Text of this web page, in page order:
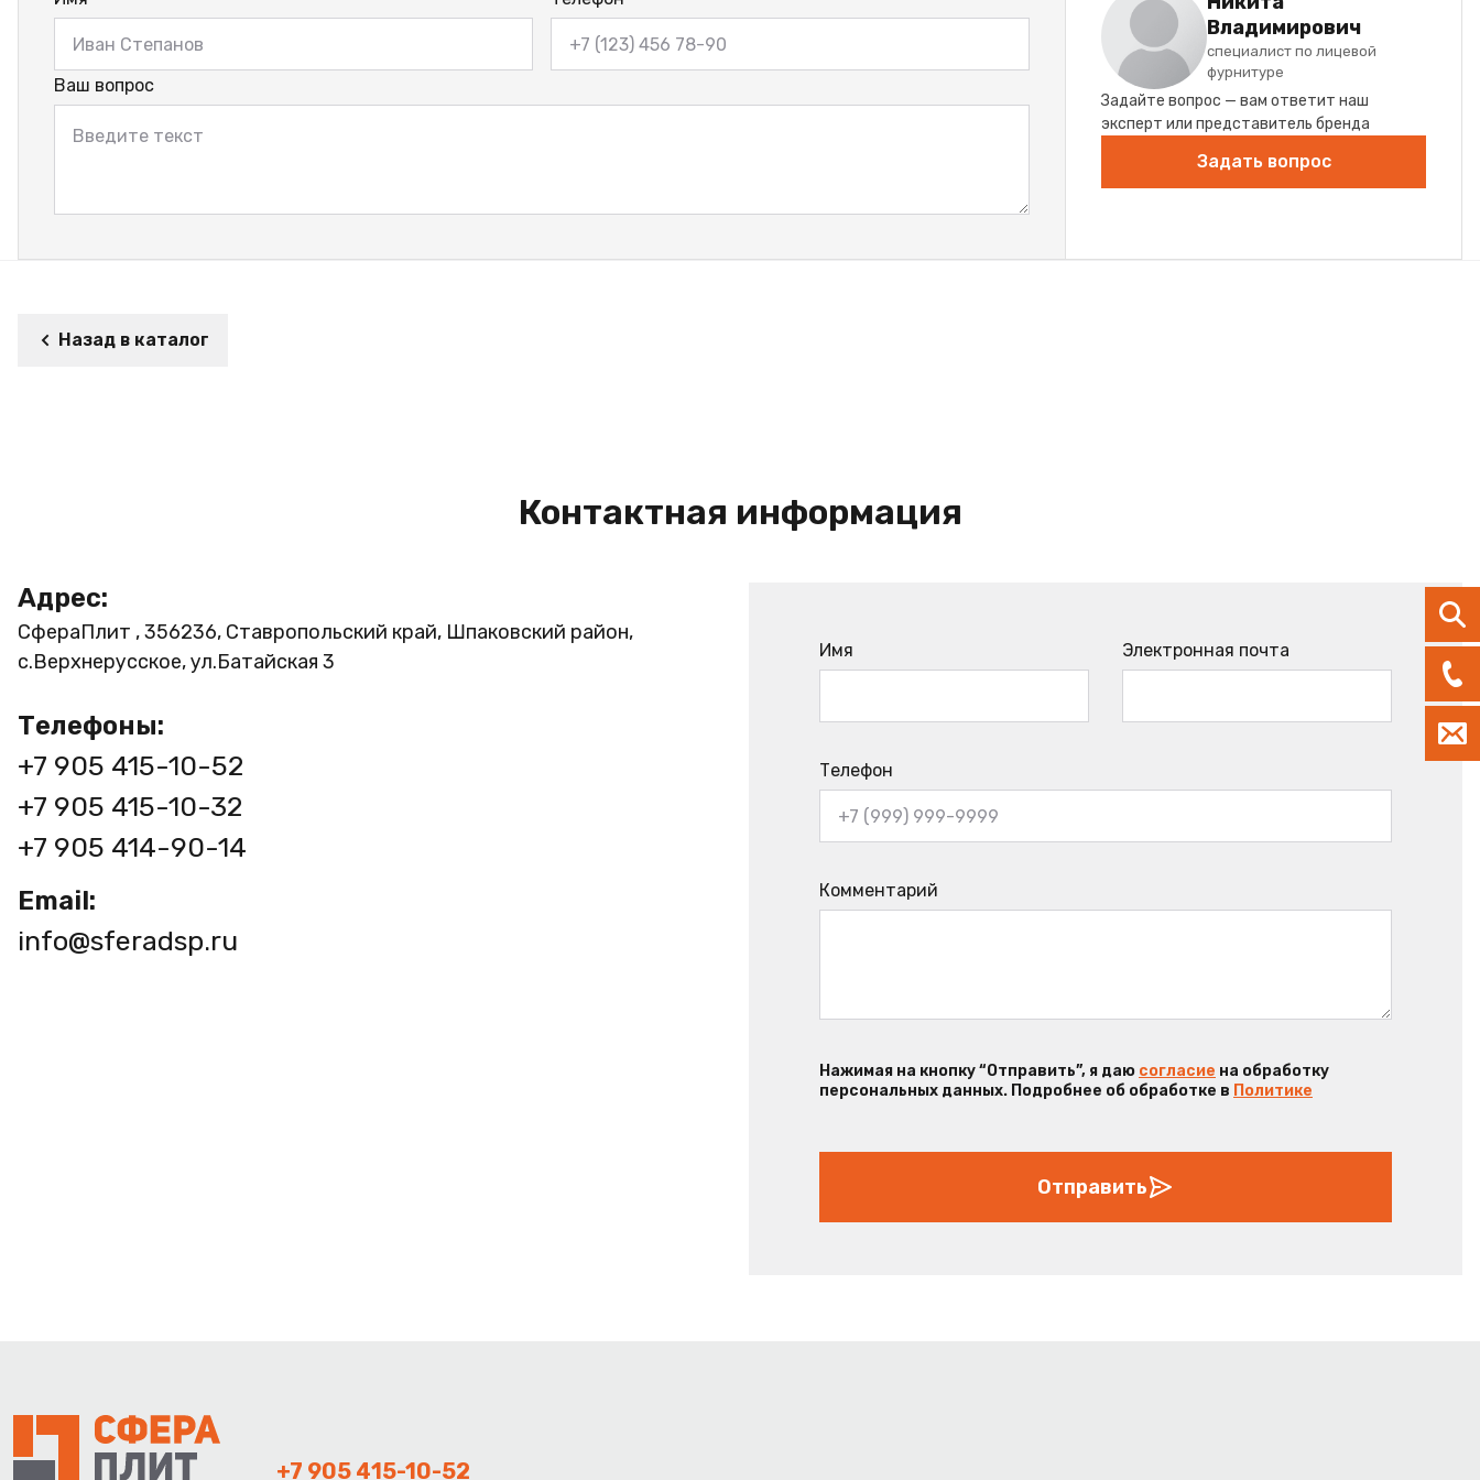
Ваш вопрос
Владимирович
специалист по лицевой
фурнитуре
Задайте вопрос — вам ответит наш
эксперт или представитель бренда
Задать вопрос
Назад в каталог
Контактная информация
Адрес:
СфераПлит , 356236, Ставропольский край, Шпаковский район,
с.Верхнерусское, ул.Батайская 3
Телефоны:
+7 905 415-10-52
+7 905 415-10-32
+7 905 414-90-14
Email:
info@sferadsp.ru
Имя Электронная почта
Телефон
Комментарий
Нажимая на кнопку “Отправить”, я даю согласие на обработку
персональных данных. Подробнее об обработке в Политике
Отправить
+7 905 415-10-52